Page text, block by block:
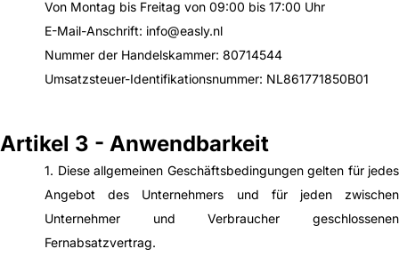
Von Montag bis Freitag von 09:00 bis 17:00 Uhr
E-Mail-Anschrift: info@easly.nl
Nummer der Handelskammer: 80714544
Umsatzsteuer-Identifikationsnummer: NL861771850B01
Artikel 3 - Anwendbarkeit
1. Diese allgemeinen Geschäftsbedingungen gelten für jedes
Angebot des Unternehmers und für jeden zwischen
Unternehmer und Verbraucher geschlossenen
Fernabsatzvertrag.